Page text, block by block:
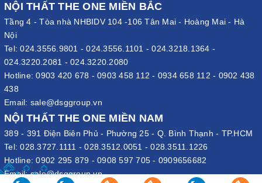
NỘI THẤT THE ONE MIỀN BẮC
Tầng 4 - Tòa nhà NHBIDV 104 -106 Tân Mai - Hoàng Mai - Hà
Nội
Tel:024.3556.9801 -024.3556.1101 -024.3218.1364 -
024.3220.2081 - 024.3220.2080
Hotline:0903 420 678 - 0903 458 112 - 0934 658 112 - 0902 438
438
Email: sale@dsggroup.vn
NỘI THẤT THE ONE MIỀN NAM
389 - 391 Điện Biên Phủ - Phường 25 - Q. Bình Thạnh - TP.HCM
Tel:028.3727.1111 -028.3512.0051 -028.3511.1226
Hotline:0902 295 879 - 0908 597 705 - 0909656682
Email:sale@dsggroup.vn